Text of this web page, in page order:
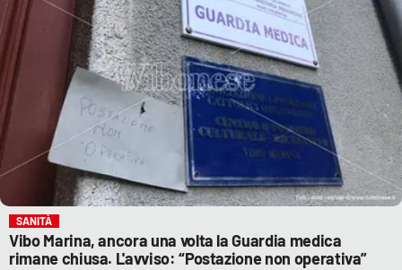
SANITÀ
Vibo Marina, ancora una volta la Guardia medica
rimane chiusa. L'avviso: “Postazione non operativa”